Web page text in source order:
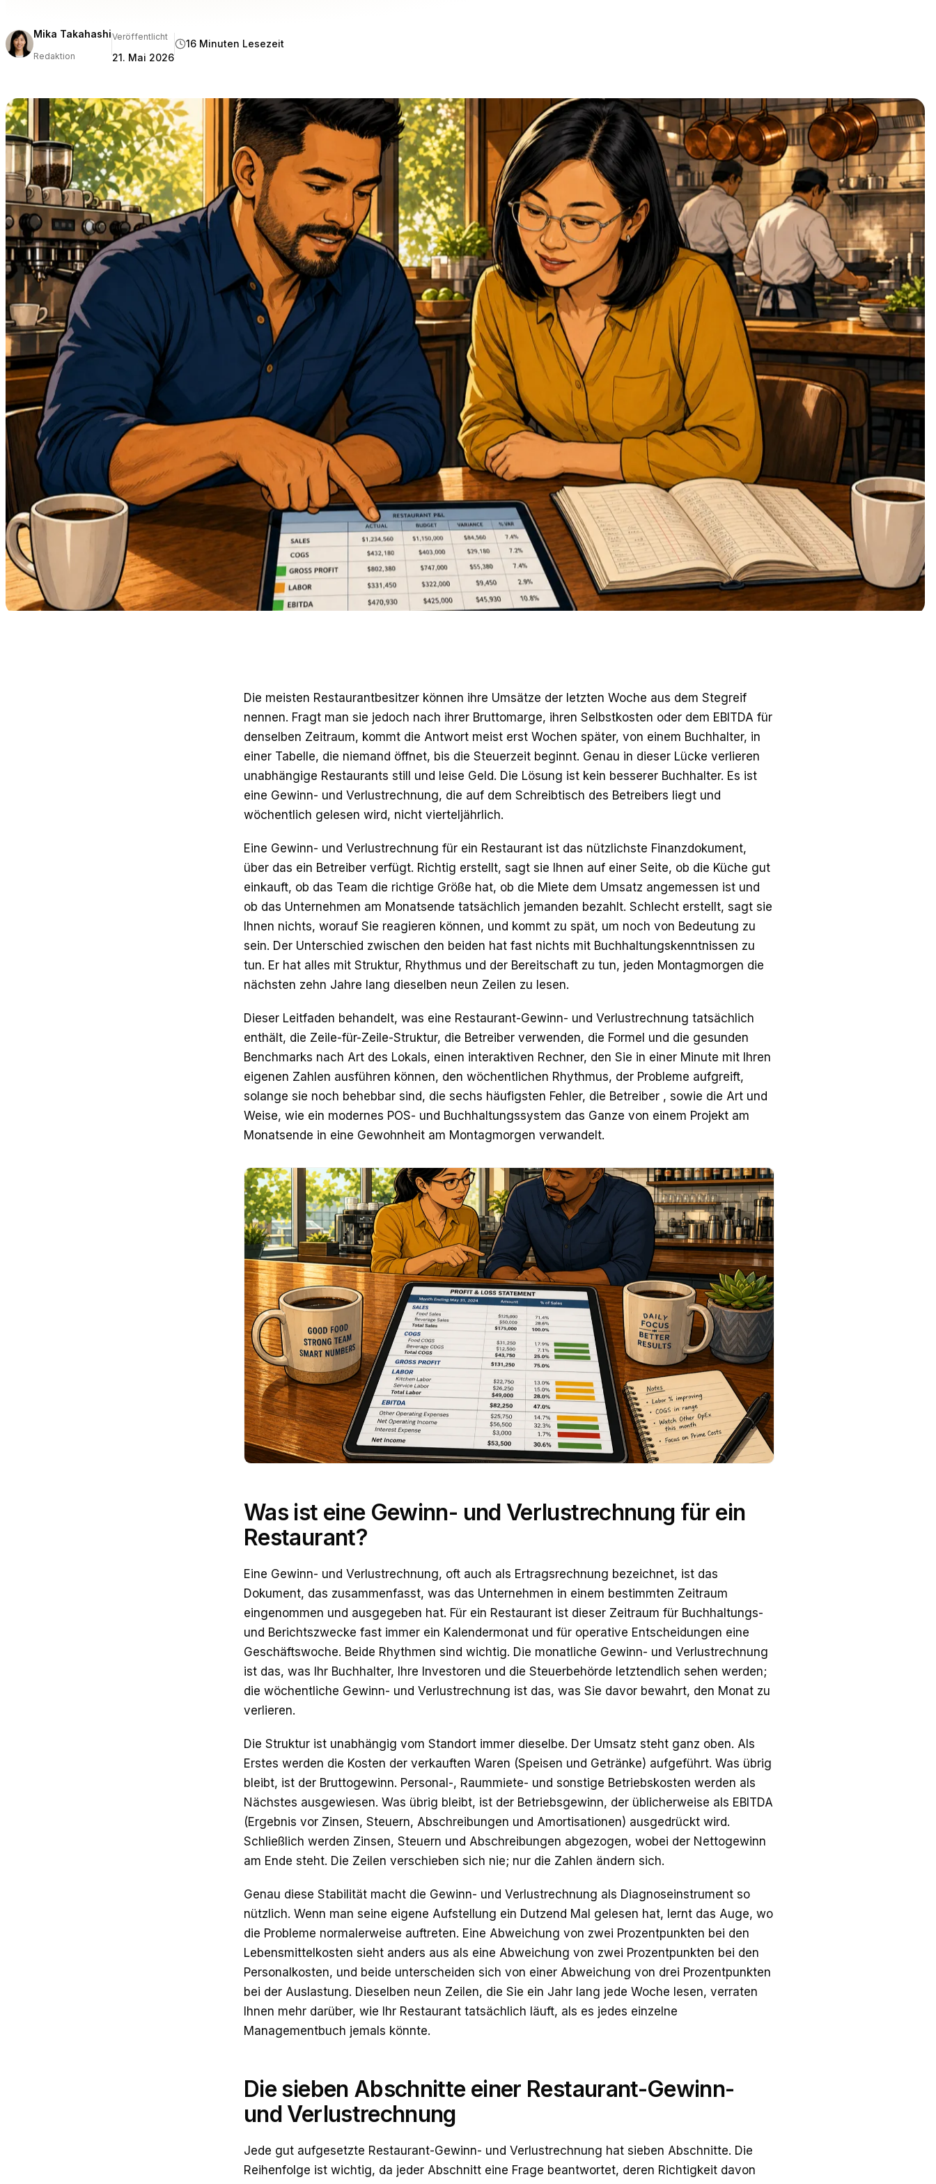
Mika Takahashi
Redaktion
Veröffentlicht
21. Mai 2026
16 Minuten Lesezeit
Die meisten Restaurantbesitzer können ihre Umsätze der letzten Woche aus dem Stegreif
nennen. Fragt man sie jedoch nach ihrer Bruttomarge, ihren Selbstkosten oder dem EBITDA für
denselben Zeitraum, kommt die Antwort meist erst Wochen später, von einem Buchhalter, in
einer Tabelle, die niemand öffnet, bis die Steuerzeit beginnt. Genau in dieser Lücke verlieren
unabhängige Restaurants still und leise Geld. Die Lösung ist kein besserer Buchhalter. Es ist
eine Gewinn- und Verlustrechnung, die auf dem Schreibtisch des Betreibers liegt und
wöchentlich gelesen wird, nicht vierteljährlich.
Eine Gewinn- und Verlustrechnung für ein Restaurant ist das nützlichste Finanzdokument,
über das ein Betreiber verfügt. Richtig erstellt, sagt sie Ihnen auf einer Seite, ob die Küche gut
einkauft, ob das Team die richtige Größe hat, ob die Miete dem Umsatz angemessen ist und
ob das Unternehmen am Monatsende tatsächlich jemanden bezahlt. Schlecht erstellt, sagt sie
Ihnen nichts, worauf Sie reagieren können, und kommt zu spät, um noch von Bedeutung zu
sein. Der Unterschied zwischen den beiden hat fast nichts mit Buchhaltungskenntnissen zu
tun. Er hat alles mit Struktur, Rhythmus und der Bereitschaft zu tun, jeden Montagmorgen die
nächsten zehn Jahre lang dieselben neun Zeilen zu lesen.
Dieser Leitfaden behandelt, was eine Restaurant-Gewinn- und Verlustrechnung tatsächlich
enthält, die Zeile-für-Zeile-Struktur, die Betreiber verwenden, die Formel und die gesunden
Benchmarks nach Art des Lokals, einen interaktiven Rechner, den Sie in einer Minute mit Ihren
eigenen Zahlen ausführen können, den wöchentlichen Rhythmus, der Probleme aufgreift,
solange sie noch behebbar sind, die sechs häufigsten Fehler, die Betreiber , sowie die Art und
Weise, wie ein modernes POS- und Buchhaltungssystem das Ganze von einem Projekt am
Monatsende in eine Gewohnheit am Montagmorgen verwandelt.
Was ist eine Gewinn- und Verlustrechnung für ein
Restaurant?
Eine Gewinn- und Verlustrechnung, oft auch als Ertragsrechnung bezeichnet, ist das
Dokument, das zusammenfasst, was das Unternehmen in einem bestimmten Zeitraum
eingenommen und ausgegeben hat. Für ein Restaurant ist dieser Zeitraum für Buchhaltungs-
und Berichtszwecke fast immer ein Kalendermonat und für operative Entscheidungen eine
Geschäftswoche. Beide Rhythmen sind wichtig. Die monatliche Gewinn- und Verlustrechnung
ist das, was Ihr Buchhalter, Ihre Investoren und die Steuerbehörde letztendlich sehen werden;
die wöchentliche Gewinn- und Verlustrechnung ist das, was Sie davor bewahrt, den Monat zu
verlieren.
Die Struktur ist unabhängig vom Standort immer dieselbe. Der Umsatz steht ganz oben. Als
Erstes werden die Kosten der verkauften Waren (Speisen und Getränke) aufgeführt. Was übrig
bleibt, ist der Bruttogewinn. Personal-, Raummiete- und sonstige Betriebskosten werden als
Nächstes ausgewiesen. Was übrig bleibt, ist der Betriebsgewinn, der üblicherweise als EBITDA
(Ergebnis vor Zinsen, Steuern, Abschreibungen und Amortisationen) ausgedrückt wird.
Schließlich werden Zinsen, Steuern und Abschreibungen abgezogen, wobei der Nettogewinn
am Ende steht. Die Zeilen verschieben sich nie; nur die Zahlen ändern sich.
Genau diese Stabilität macht die Gewinn- und Verlustrechnung als Diagnoseinstrument so
nützlich. Wenn man seine eigene Aufstellung ein Dutzend Mal gelesen hat, lernt das Auge, wo
die Probleme normalerweise auftreten. Eine Abweichung von zwei Prozentpunkten bei den
Lebensmittelkosten sieht anders aus als eine Abweichung von zwei Prozentpunkten bei den
Personalkosten, und beide unterscheiden sich von einer Abweichung von drei Prozentpunkten
bei der Auslastung. Dieselben neun Zeilen, die Sie ein Jahr lang jede Woche lesen, verraten
Ihnen mehr darüber, wie Ihr Restaurant tatsächlich läuft, als es jedes einzelne
Managementbuch jemals könnte.
Die sieben Abschnitte einer Restaurant-Gewinn-
und Verlustrechnung
Jede gut aufgesetzte Restaurant-Gewinn- und Verlustrechnung hat sieben Abschnitte. Die
Reihenfolge ist wichtig, da jeder Abschnitt eine Frage beantwortet, deren Richtigkeit davon